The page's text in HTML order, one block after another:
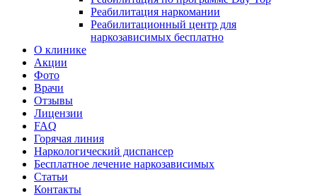
Реабилитация наркомании
Реабилитационный центр для
наркозависимых бесплатно
О клинике
Акции
Фото
Врачи
Отзывы
Лицензии
FAQ
Горячая линия
Наркологический диспансер
Бесплатное лечение наркозависимых
Статьи
Контакты